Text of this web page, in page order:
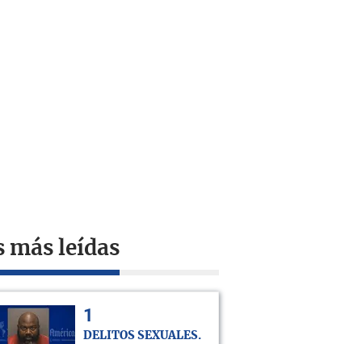
más leídas
DELITOS SEXUALES